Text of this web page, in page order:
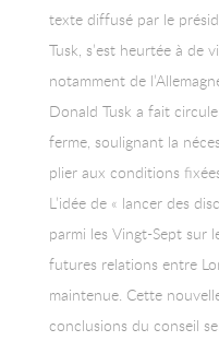
texte diffusé par le
Tusk, s’est heurtée à de
notamment de
Donald Tusk a fait
ferme, soulignant la
plier aux conditions
L’idée de « lancer des
parmi les Vingt-Sept sur
futures relations entre
maintenue. Cette
conclusions du conseil